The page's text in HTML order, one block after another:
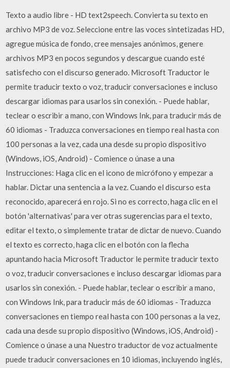
Texto a audio libre - HD text2speech. Convierta su texto en
archivo MP3 de voz. Seleccione entre las voces sintetizadas HD,
agregue música de fondo, cree mensajes anónimos, genere
archivos MP3 en pocos segundos y descargue cuando esté
satisfecho con el discurso generado. Microsoft Traductor le
permite traducir texto o voz, traducir conversaciones e incluso
descargar idiomas para usarlos sin conexión. - Puede hablar,
teclear o escribir a mano, con Windows Ink, para traducir más de
60 idiomas - Traduzca conversaciones en tiempo real hasta con
100 personas a la vez, cada una desde su propio dispositivo
(Windows, iOS, Android) - Comience o únase a una
Instrucciones: Haga clic en el icono de micrófono y empezar a
hablar. Dictar una sentencia a la vez. Cuando el discurso esta
reconocido, aparecerá en rojo. Si no es correcto, haga clic en el
botón 'alternativas' para ver otras sugerencias para el texto,
editar el texto, o simplemente tratar de dictar de nuevo. Cuando
el texto es correcto, haga clic en el botón con la flecha
apuntando hacia Microsoft Traductor le permite traducir texto
o voz, traducir conversaciones e incluso descargar idiomas para
usarlos sin conexión. - Puede hablar, teclear o escribir a mano,
con Windows Ink, para traducir más de 60 idiomas - Traduzca
conversaciones en tiempo real hasta con 100 personas a la vez,
cada una desde su propio dispositivo (Windows, iOS, Android) -
Comience o únase a una Nuestro traductor de voz actualmente
puede traducir conversaciones en 10 idiomas, incluyendo inglés,